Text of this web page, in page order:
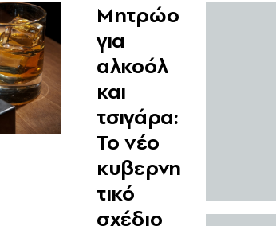
Μητρώο
για
αλκοόλ
και
τσιγάρα:
Το νέο
κυβερνη
τικό
σχέδιο